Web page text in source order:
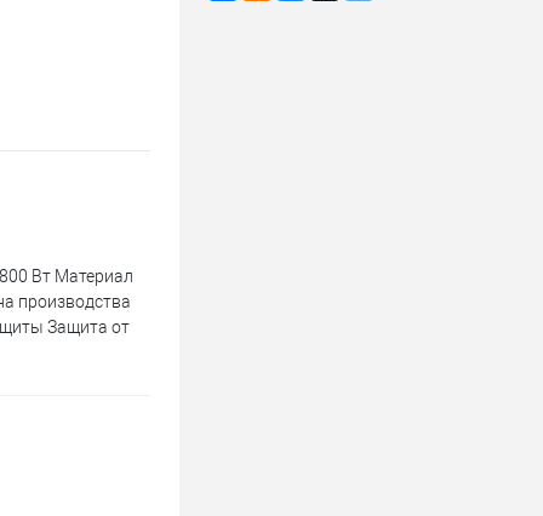
Вт Материал
производства
Защита от